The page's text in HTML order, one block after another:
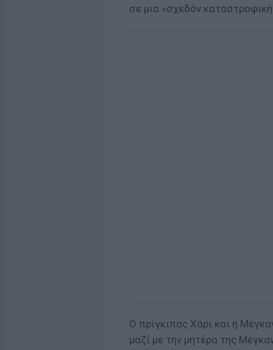
σε μια «σχεδόν
Ο πρίγκιπας Χάρι και η
μαζί με την μητέρα της